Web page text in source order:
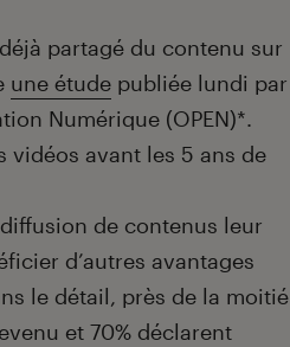
partagé du contenu sur
une étude publiée lundi par
Numérique (OPEN)*.
vidéos avant les 5 ans de
de contenus leur
d’autres avantages
le détail, près de la moitié
et 70% déclarent